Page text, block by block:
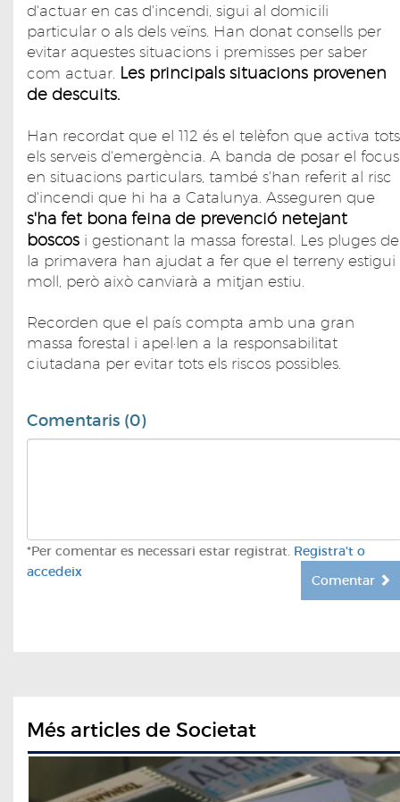
d'actuar en cas d'incendi, sigui al domicili
particular o als dels veïns. Han donat consells per
evitar aquestes situacions i premisses per saber
com actuar. Les principals situacions provenen
de descuits.
Han recordat que el 112 és el telèfon que activa tots
els serveis d'emergència. A banda de posar el focus
en situacions particulars, també s'han referit al risc
d'incendi que hi ha a Catalunya. Asseguren que
s'ha fet bona feina de prevenció netejant
boscos i gestionant la massa forestal. Les pluges de
la primavera han ajudat a fer que el terreny estigui
moll, però això canviarà a mitjan estiu.
Recorden que el país compta amb una gran
massa forestal i apel·len a la responsabilitat
ciutadana per evitar tots els riscos possibles.
Comentaris (0)
*Per comentar es necessari estar registrat. Registra't o
accedeix
Comentar
Més articles de Societat